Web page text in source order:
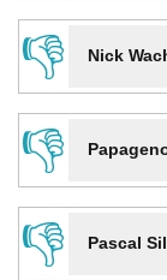
👎
Nick
👎
👎
Pascal